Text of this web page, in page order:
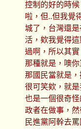
控制的好的時
啦，但..但我覺
城了，台灣還
活，欸我覺得
過啊，所以其
那種就是，噢
那國民當就是
很可笑欸，就
也是一個很奇
政者在做事，
民進黨阿幹去